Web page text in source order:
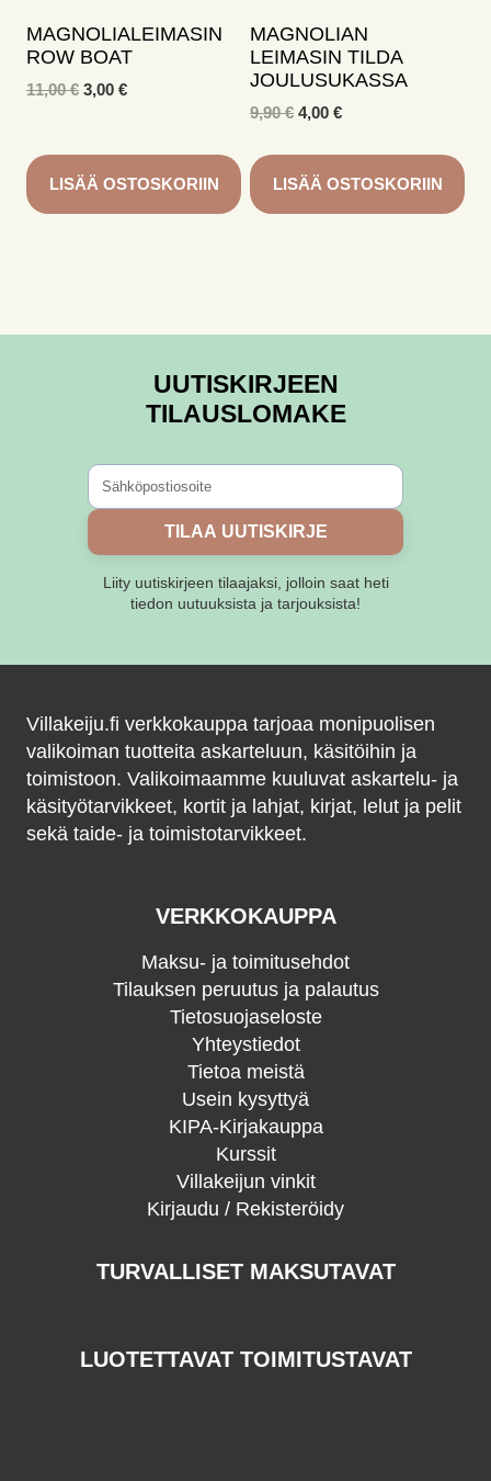
MAGNOLIALEIMASIN
ROW BOAT
11,00€ Alkuperäinen
11,00 €.
3,00 €Nykyinen
3,00 €.
LISÄÄ OSTOSKORIIN
MAGNOLIAN
LEIMASIN TILDA
JOULUSUKASSA
9,90€ Alkuperäinen
oli:
9,90 €.
4,00 €Nykyinen
on:
4,00 €.
LISÄÄ OSTOSKORIIN
UUTISKIRJEEN
TILAUSLOMAKE
TILAA UUTISKIRJE
Liity uutiskirjeen tilaajaksi, jolloin saat heti
tiedon uutuuksista ja tarjouksista!
Villakeiju.fi verkkokauppa tarjoaa monipuolisen
valikoiman tuotteita askarteluun, käsitöihin ja
toimistoon. Valikoimaamme kuuluvat askartelu- ja
käsityötarvikkeet, kortit ja lahjat, kirjat, lelut ja pelit
sekä taide- ja toimistotarvikkeet.
VERKKOKAUPPA
Maksu- ja toimitusehdot
Tilauksen peruutus ja palautus
Tietosuojaseloste
Yhteystiedot
Tietoa meistä
Usein kysyttyä
KIPA-Kirjakauppa
Kurssit
Villakeijun vinkit
Kirjaudu / Rekisteröidy
TURVALLISET MAKSUTAVAT
LUOTETTAVAT TOIMITUSTAVAT